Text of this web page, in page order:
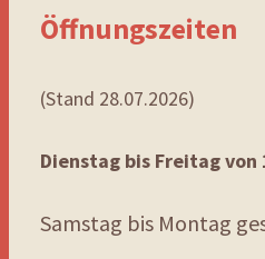
Öffnungszeiten
(Stand 28.07.2026)
Dienstag bis Freitag von
Samstag bis Montag